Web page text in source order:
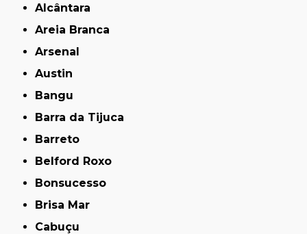
Alcântara
Areia Branca
Arsenal
Austin
Bangu
Barra da Tijuca
Barreto
Belford Roxo
Bonsucesso
Brisa Mar
Cabuçu